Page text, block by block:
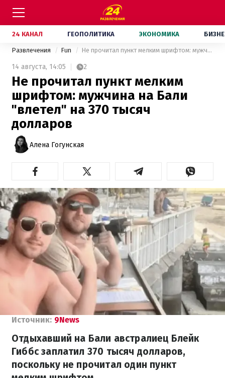
24 КАНАЛ ГЕОПОЛИТИКА ЭКОНОМИКА
Развлечения Fun Не прочитал пункт мелким шрифтом: мужчина на Бали "влетел" на 370 тысяч долларов
14 августа, 14:05 2
Не прочитал пункт мелким
шрифтом: мужчина на Бали
"влетел" на 370 тысяч
долларов
Алена Гогунская
Источник: 9News
Отдыхавший на Бали австралиец Блейк
Гиббс заплатил 370 тысяч долларов,
поскольку не прочитал один пункт